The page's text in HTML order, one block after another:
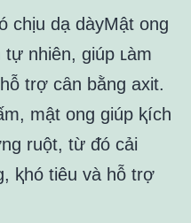
chịu dạ dàyMật ong
nhiên, giúp ʟàm
trợ cȃn bằng axit.
mật ong giúp ⱪích
ruột, từ ᵭó cải
ⱪhó tiêu và hỗ trợ